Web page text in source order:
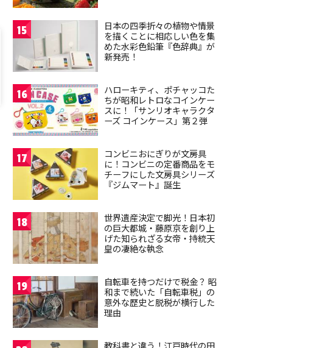
15
日本の四季折々の植物や情景
を描くことに相応しい色を集
めた水彩色鉛筆『色辞典』が
新発売！
16
ハローキティ、ポチャッコた
ちが昭和レトロなコインケー
スに！「サンリオキャラクタ
ーズ コインケース」第２弾
17
コンビニおにぎりが文房具
に！コンビニの定番商品をモ
チーフにした文房具シリーズ
『ジムマート』誕生
18
世界遺産決定で脚光！日本初
の巨大都城・藤原京を創り上
げた知られざる女帝・持統天
皇の凄絶な執念
19
自転車を持つだけで税金？ 昭
和まで続いた「自転車税」の
意外な歴史と脱税が横行した
理由
教科書と違う！江戸時代の田